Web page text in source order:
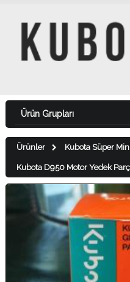
Ürün Grupları
Ürünler Kubota Süper
Kubota D950 Motor Yedek